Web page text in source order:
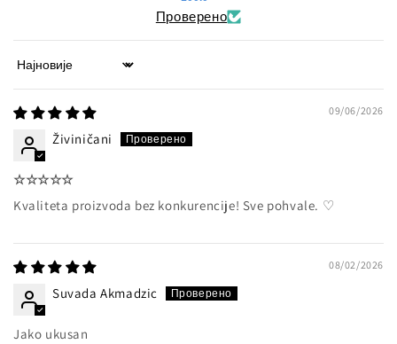
Проверено
Sort by
09/06/2026
Živiničani
☆☆☆☆☆
Kvaliteta proizvoda bez konkurencije! Sve pohvale. ♡
08/02/2026
Suvada Akmadzic
Jako ukusan